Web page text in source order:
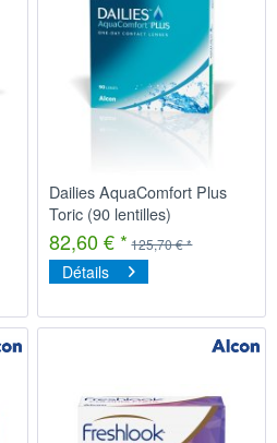
Dailies AquaComfort Plus
Toric (90 lentilles)
82,60 € * 125,70 € *
Détails